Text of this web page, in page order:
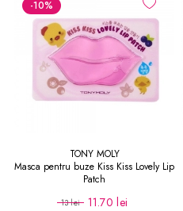
-10%
TONY MOLY
Masca pentru buze Kiss Kiss Lovely Lip
Patch
13 lei 11.70 lei